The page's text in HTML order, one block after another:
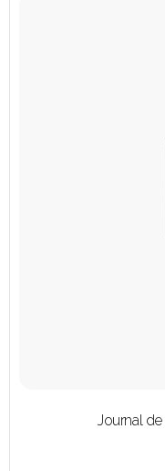
Journal de